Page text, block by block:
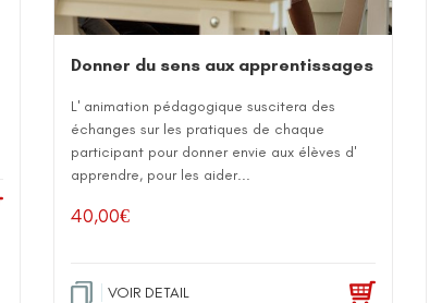
Donner du sens aux apprentissages
L' animation pédagogique suscitera des
échanges sur les pratiques de chaque
participant pour donner envie aux élèves d'
apprendre, pour les aider...
40,00€
VOIR DETAIL